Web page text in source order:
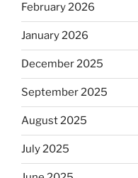
February 2026
January 2026
December 2025
September 2025
August 2025
July 2025